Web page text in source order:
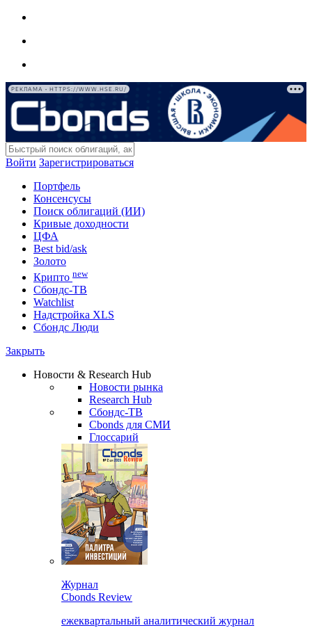
РЕКЛАМА • HTTPS://WWW.HSE.RU/
Войти Зарегистрироваться
Портфель
Консенсусы
Поиск облигаций (ИИ)
Кривые доходности
ЦФА
Best bid/ask
Золото
Крипто new
Сбондс-ТВ
Watchlist
Надстройка XLS
Сбондс Люди
Закрыть
Новости & Research Hub
Новости рынка
Research Hub
Сбондс-ТВ
Cbonds для СМИ
Глоссарий
Журнал
Cbonds Review
ежеквартальный аналитический журнал